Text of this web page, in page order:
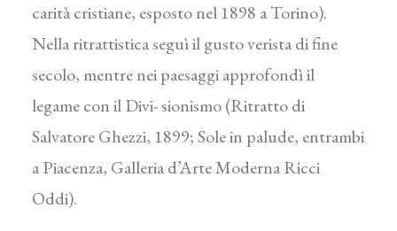
carità cristiane, esposto nel 1898 a Torino).
Nella ritrattistica seguì il gusto verista di fine
secolo, mentre nei paesaggi approfondì il
legame con il Divi- sionismo (Ritratto di
Salvatore Ghezzi, 1899; Sole in palude, entrambi
a Piacenza, Galleria d’Arte Moderna Ricci
Oddi).